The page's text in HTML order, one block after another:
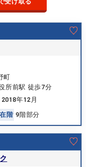
町
所前駅 徒歩7分
2018年12月
在 階 9階部分